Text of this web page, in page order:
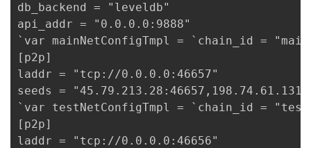
db_backend = "leveldb"
api_addr = "0.0.0.0:9888"
`var mainNetConfigTmpl = `chain_id =
[p2p]
laddr = "tcp://0.0.0.0:46657"
seeds =
`var testNetConfigTmpl = `chain_id =
[p2p]
laddr = "tcp://0.0.0.0:46656"